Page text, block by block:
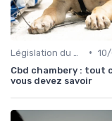
•
Cbd chambery : tout
vous devez savoir